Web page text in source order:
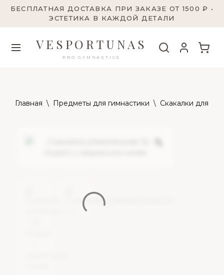
БЕСПЛАТНАЯ ДОСТАВКА ПРИ ЗАКАЗЕ ОТ 1500 ₽ •
ЭСТЕТИКА В КАЖДОЙ ДЕТАЛИ
VESPORTUNAS
PRO GYMNASTICS
Главная \ Предметы для гимнастики \ Скакалки для